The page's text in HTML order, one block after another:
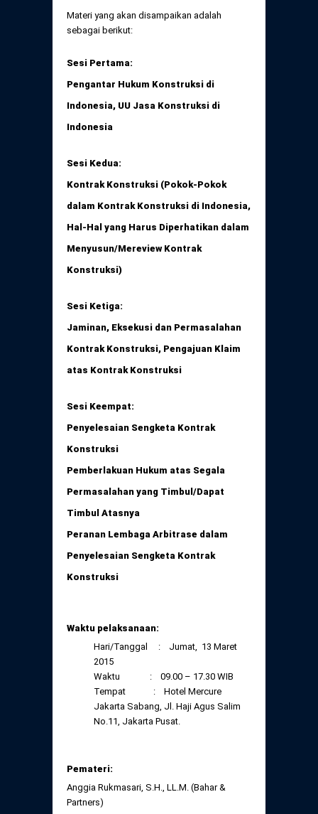
Perubahan Peraturan Perpindahan Domisili
Materi yang akan disampaikan adalah
sebagai berikut:
Sesi Pertama:
Pengantar Hukum Konstruksi di
Indonesia, UU Jasa Konstruksi di
Indonesia
Sesi Kedua:
Kontrak Konstruksi (Pokok-Pokok
dalam Kontrak Konstruksi di Indonesia,
Hal-Hal yang Harus Diperhatikan dalam
Menyusun/Mereview Kontrak
Konstruksi)
Sesi Ketiga:
Jaminan, Eksekusi dan Permasalahan
Kontrak Konstruksi, Pengajuan Klaim
atas Kontrak Konstruksi
Sesi Keempat:
Penyelesaian Sengketa Kontrak
Konstruksi
Pemberlakuan Hukum atas Segala
Permasalahan yang Timbul/Dapat
Timbul Atasnya
Peranan Lembaga Arbitrase dalam
Penyelesaian Sengketa Kontrak
Konstruksi
Waktu pelaksanaan:
Hari/Tanggal : Jumat, 13 Maret
2015
Waktu : 09.00 – 17.30 WIB
Tempat : Hotel Mercure
Jakarta Sabang, Jl. Haji Agus Salim
No.11, Jakarta Pusat.
Pemateri:
Anggia Rukmasari, S.H., LL.M. (Bahar &
Partners)